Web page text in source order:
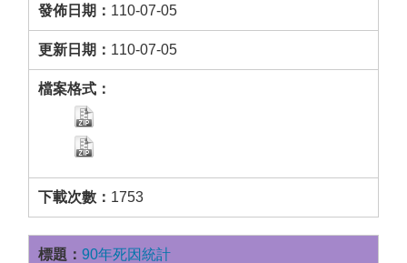
110-07-05
110-07-05
1753
90年死因統計